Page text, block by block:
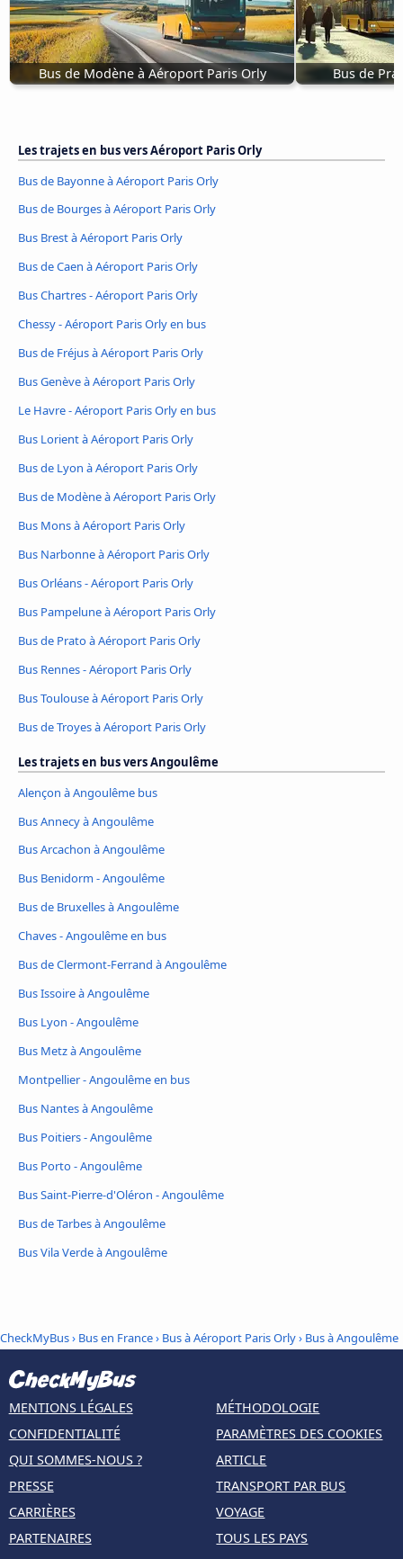
Bus de Modène à Aéroport Paris Orly Bus de
Les trajets en bus vers Aéroport Paris Orly
Bus de Bayonne à Aéroport Paris Orly
Bus de Bourges à Aéroport Paris Orly
Bus Brest à Aéroport Paris Orly
Bus de Caen à Aéroport Paris Orly
Bus Chartres - Aéroport Paris Orly
Chessy - Aéroport Paris Orly en bus
Bus de Fréjus à Aéroport Paris Orly
Bus Genève à Aéroport Paris Orly
Le Havre - Aéroport Paris Orly en bus
Bus Lorient à Aéroport Paris Orly
Bus de Lyon à Aéroport Paris Orly
Bus de Modène à Aéroport Paris Orly
Bus Mons à Aéroport Paris Orly
Bus Narbonne à Aéroport Paris Orly
Bus Orléans - Aéroport Paris Orly
Bus Pampelune à Aéroport Paris Orly
Bus de Prato à Aéroport Paris Orly
Bus Rennes - Aéroport Paris Orly
Bus Toulouse à Aéroport Paris Orly
Bus de Troyes à Aéroport Paris Orly
Les trajets en bus vers Angoulême
Alençon à Angoulême bus
Bus Annecy à Angoulême
Bus Arcachon à Angoulême
Bus Benidorm - Angoulême
Bus de Bruxelles à Angoulême
Chaves - Angoulême en bus
Bus de Clermont-Ferrand à Angoulême
Bus Issoire à Angoulême
Bus Lyon - Angoulême
Bus Metz à Angoulême
Montpellier - Angoulême en bus
Bus Nantes à Angoulême
Bus Poitiers - Angoulême
Bus Porto - Angoulême
Bus Saint-Pierre-d'Oléron - Angoulême
Bus de Tarbes à Angoulême
Bus Vila Verde à Angoulême
CheckMyBus› Bus en France› Bus à Aéroport Paris Orly› Bus à Angoulême
MENTIONS LÉGALES
CONFIDENTIALITÉ
QUI SOMMES-NOUS ?
PRESSE
CARRIÈRES
PARTENAIRES
MÉTHODOLOGIE
PARAMÈTRES DES COOKIES
ARTICLE
TRANSPORT PAR BUS
VOYAGE
TOUS LES PAYS